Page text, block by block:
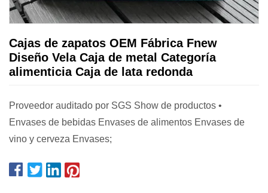
Cajas de zapatos OEM Fábrica Fnew
Diseño Vela Caja de metal Categoría
alimenticia Caja de lata redonda
Proveedor auditado por SGS Show de productos •
Envases de bebidas Envases de alimentos Envases de
vino y cerveza Envases;